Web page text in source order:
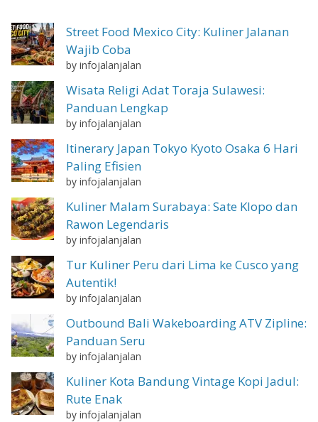
Street Food Mexico City: Kuliner Jalanan
Wajib Coba
by infojalanjalan
Wisata Religi Adat Toraja Sulawesi:
Panduan Lengkap
by infojalanjalan
Itinerary Japan Tokyo Kyoto Osaka 6 Hari
Paling Efisien
by infojalanjalan
Kuliner Malam Surabaya: Sate Klopo dan
Rawon Legendaris
by infojalanjalan
Tur Kuliner Peru dari Lima ke Cusco yang
Autentik!
by infojalanjalan
Outbound Bali Wakeboarding ATV Zipline:
Panduan Seru
by infojalanjalan
Kuliner Kota Bandung Vintage Kopi Jadul:
Rute Enak
by infojalanjalan